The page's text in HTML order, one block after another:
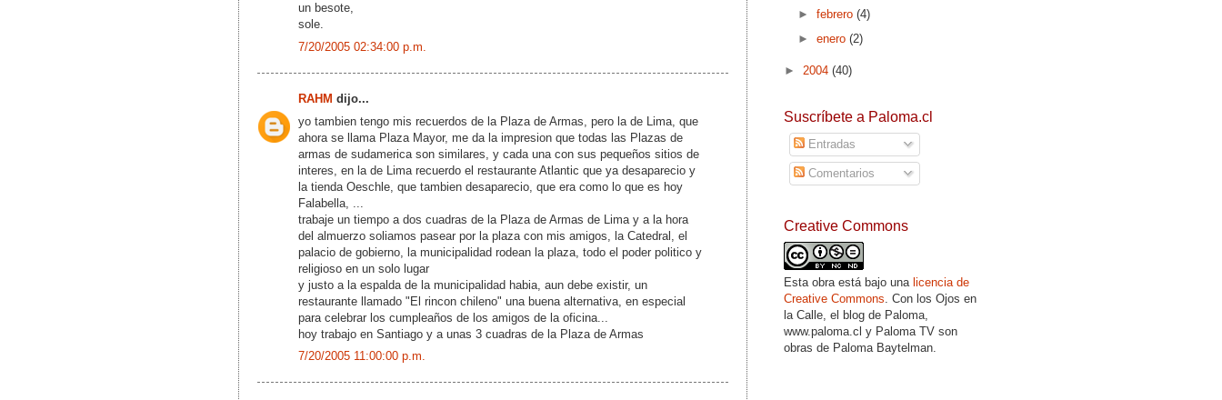
un besote,
sole.
7/20/2005 02:34:00 p.m.
RAHM dijo...
yo tambien tengo mis recuerdos de la Plaza de Armas, pero la de Lima, que
ahora se llama Plaza Mayor, me da la impresion que todas las Plazas de
armas de sudamerica son similares, y cada una con sus pequeños sitios de
interes, en la de Lima recuerdo el restaurante Atlantic que ya desaparecio y
la tienda Oeschle, que tambien desaparecio, que era como lo que es hoy
Falabella, ...
trabaje un tiempo a dos cuadras de la Plaza de Armas de Lima y a la hora
del almuerzo soliamos pasear por la plaza con mis amigos, la Catedral, el
palacio de gobierno, la municipalidad rodean la plaza, todo el poder politico y
religioso en un solo lugar
y justo a la espalda de la municipalidad habia, aun debe existir, un
restaurante llamado "El rincon chileno" una buena alternativa, en especial
para celebrar los cumpleaños de los amigos de la oficina...
hoy trabajo en Santiago y a unas 3 cuadras de la Plaza de Armas
7/20/2005 11:00:00 p.m.
►febrero(4)
►enero(2)
► 2004 (40)
Suscríbete a Paloma.cl
Entradas
Comentarios
Creative Commons
Esta obra está bajo una licencia de
Creative Commons. Con los Ojos en
la Calle, el blog de Paloma,
www.paloma.cl y Paloma TV son
obras de Paloma Baytelman.